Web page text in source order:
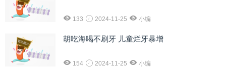
133 2024-11-25 小编
胡吃海喝不刷牙 儿童烂牙暴增
154 2024-11-25 小编